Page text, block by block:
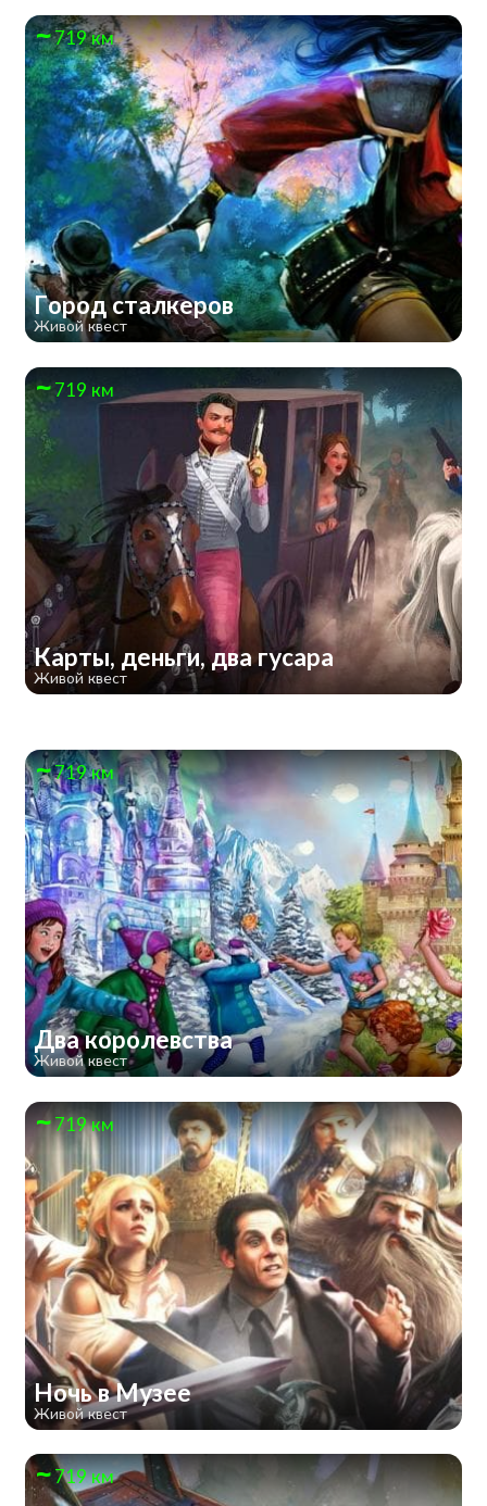
719 км
Город сталкеров
Живой квест
719 км
Карты, деньги, два гусара
Живой квест
719 км
Два королевства
Живой квест
719 км
Ночь в Музее
Живой квест
719 км